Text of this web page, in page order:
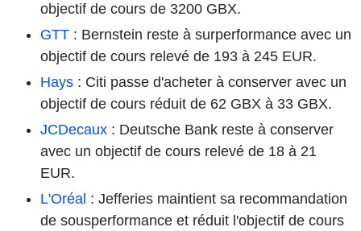
objectif de cours de 3200 GBX.
GTT : Bernstein reste à surperformance avec un
objectif de cours relevé de 193 à 245 EUR.
Hays : Citi passe d'acheter à conserver avec un
objectif de cours réduit de 62 GBX à 33 GBX.
JCDecaux : Deutsche Bank reste à conserver
avec un objectif de cours relevé de 18 à 21
EUR.
L'Oréal : Jefferies maintient sa recommandation
de sousperformance et réduit l'objectif de cours